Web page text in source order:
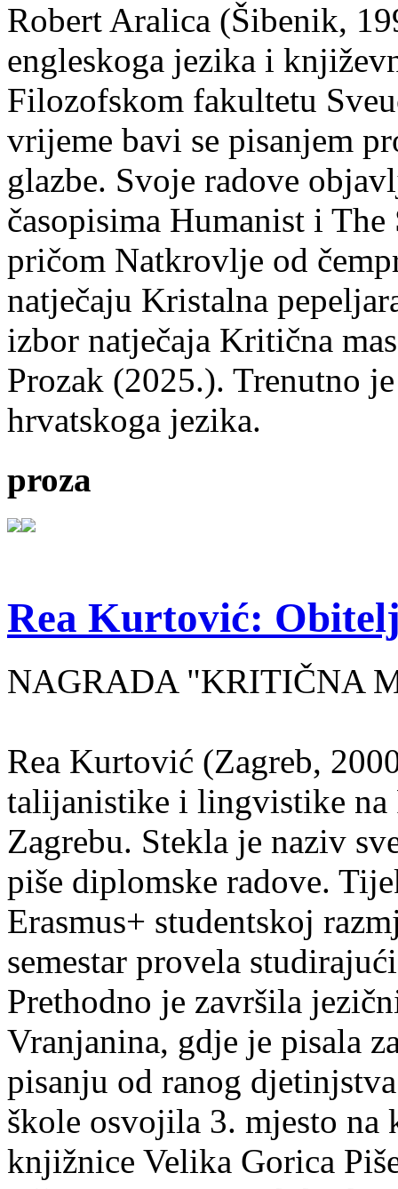
Robert Aralica (Šibenik,
engleskoga jezika i
Filozofskom fakultetu
vrijeme bavi se pisanjem
glazbe. Svoje radove
časopisima Humanist i
pričom Natkrovlje od
natječaju Kristalna
izbor natječaja Kritična
Prozak (2025.). Trenutno
hrvatskoga jezika.
proza
Rea Kurtović:
NAGRADA "KRITIČNA
Rea Kurtović (Zagreb,
talijanistike i lingvistike
Zagrebu. Stekla je naziv
piše diplomske radove.
Erasmus+ studentskoj
semestar provela
Prethodno je završila
Vranjanina, gdje je pisala
pisanju od ranog
škole osvojila 3. mjesto na
knjižnice Velika Gorica